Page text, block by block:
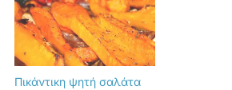
Πικάντικη ψητή σαλάτα